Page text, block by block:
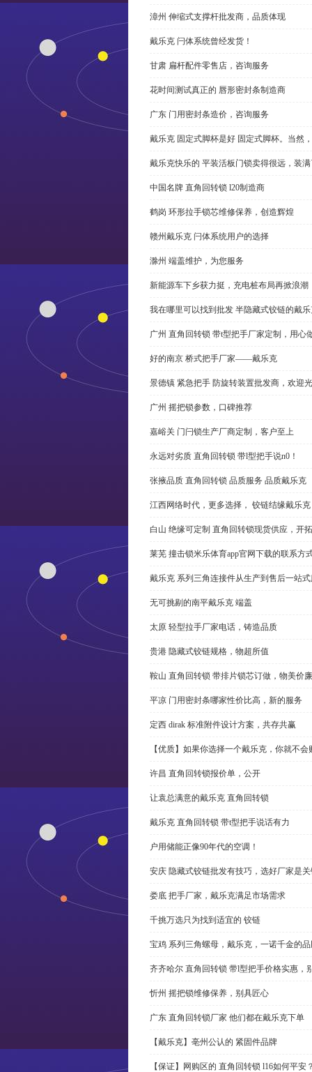
漳州 伸缩式支撑杆批发商，品质体现
戴乐克 闩体系统曾经发货！
甘肃 扁杆配件零售店，咨询服务
花时间测试真正的 唇形密封条制造商
广东 门用密封条造价，咨询服务
戴乐克 固定式脚杯是好 固定式脚杯。当然
戴乐克快乐的 平装活板门锁卖得很远，装
中国名牌 直角回转锁 l20制造商
鹤岗 环形拉手锁芯维修保养，创造辉煌
赣州戴乐克 闩体系统用户的选择
滁州 端盖维护，为您服务
新能源车下乡获力挺，充电桩布局再掀浪潮
我在哪里可以找到批发 半隐藏式铰链的戴
广州 直角回转锁 带t型把手厂家定制，用心
好的南京 桥式把手厂家——戴乐克
景德镇 紧急把手 防旋转装置批发商，欢迎
广州 摇把锁参数，口碑推荐
嘉峪关 门闩锁生产厂商定制，客户至上
永远对劣质 直角回转锁 带l型把手说n0！
张掖品质 直角回转锁 品质服务 品质戴乐克
江西网络时代，更多选择， 铰链结缘戴乐克
白山 绝缘可定制 直角回转锁现货供应，开
莱芜 撞击锁米乐体育app官网下载的联系方
戴乐克 系列三角连接件从生产到售后一站
无可挑剔的南平戴乐克 端盖
太原 轻型拉手厂家电话，铸造品质
贵港 隐藏式铰链规格，物超所值
鞍山 直角回转锁 带排片锁芯订做，物美价廉
平凉 门用密封条哪家性价比高，新的服务
定西 dirak 标准附件设计方案，共存共赢
【优质】如果你选择一个戴乐克，你就不
许昌 直角回转锁报价单，公开
让袁总满意的戴乐克 直角回转锁
戴乐克 直角回转锁 带t型把手说话有力
户用储能正像90年代的空调！
安庆 隐藏式铰链批发有技巧，选好厂家是
娄底 把手厂家，戴乐克满足市场需求
千挑万选只为找到适宜的 铰链
宝鸡 系列三角螺母，戴乐克，一诺千金的
齐齐哈尔 直角回转锁 带l型把手价格实惠，
忻州 摇把锁维修保养，别具匠心
广东 直角回转锁厂家 他们都在戴乐克下单
【戴乐克】亳州公认的 紧固件品牌
【保证】网购区的 直角回转锁 l16如何平安